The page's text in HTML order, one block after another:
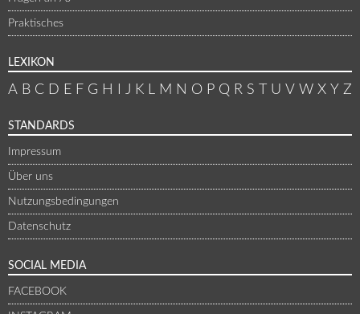
Praktisches
LEXIKON
A B C D E F G H J K L M N O P Q R S U V W X Y Z
STANDARDS
Impressum
Über uns
Nutzungsbedingungen
Datenschutz
SOCIAL MEDIA
FACEBOOK